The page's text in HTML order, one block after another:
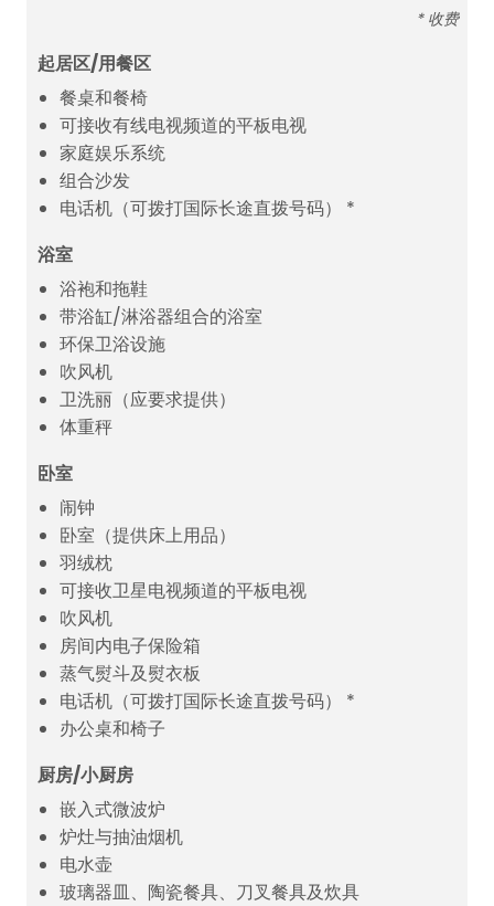
* 收费
起居区/用餐区
餐桌和餐椅
可接收有线电视频道的平板电视
家庭娱乐系统
组合沙发
电话机（可拨打国际长途直拨号码） *
浴室
浴袍和拖鞋
带浴缸/淋浴器组合的浴室
环保卫浴设施
吹风机
卫洗丽（应要求提供）
体重秤
卧室
闹钟
卧室（提供床上用品）
羽绒枕
可接收卫星电视频道的平板电视
吹风机
房间内电子保险箱
蒸气熨斗及熨衣板
电话机（可拨打国际长途直拨号码） *
办公桌和椅子
厨房/小厨房
嵌入式微波炉
炉灶与抽油烟机
电水壶
玻璃器皿、陶瓷餐具、刀叉餐具及炊具